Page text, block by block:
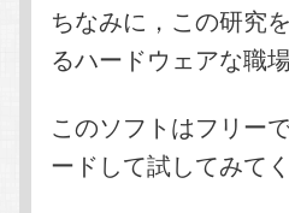
ちなみに，この研究
るハードウェアな職
このソフトはフリー
ードして試してみてく